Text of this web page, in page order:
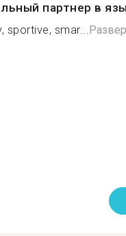
партнер в
sportive, smar...